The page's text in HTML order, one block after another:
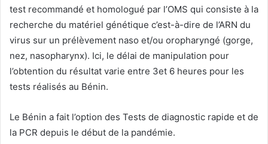
test recommandé et homologué par l’OMS qui consiste à la
recherche du matériel génétique c’est-à-dire de l’ARN du
virus sur un prélèvement naso et/ou oropharyngé (gorge,
nez, nasopharynx). Ici, le délai de manipulation pour
l’obtention du résultat varie entre 3et 6 heures pour les
tests réalisés au Bénin.
Le Bénin a fait l’option des Tests de diagnostic rapide et de
la PCR depuis le début de la pandémie.